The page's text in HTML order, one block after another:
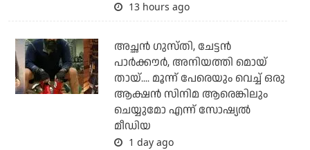
13 hours ago
അച്ഛന്‍ ഗുസ്തി, ചേട്ടന്‍
പാര്‍ക്കൗര്‍, അനിയത്തി മൊയ്
തായ്.... മൂന്ന് പേരെയും വെച്ച് ഒരു
ആക്ഷന്‍ സിനിമ ആരെങ്കിലും
ചെയ്യുമോ എന്ന് സോഷ്യല്‍
മീഡിയ
1 day ago